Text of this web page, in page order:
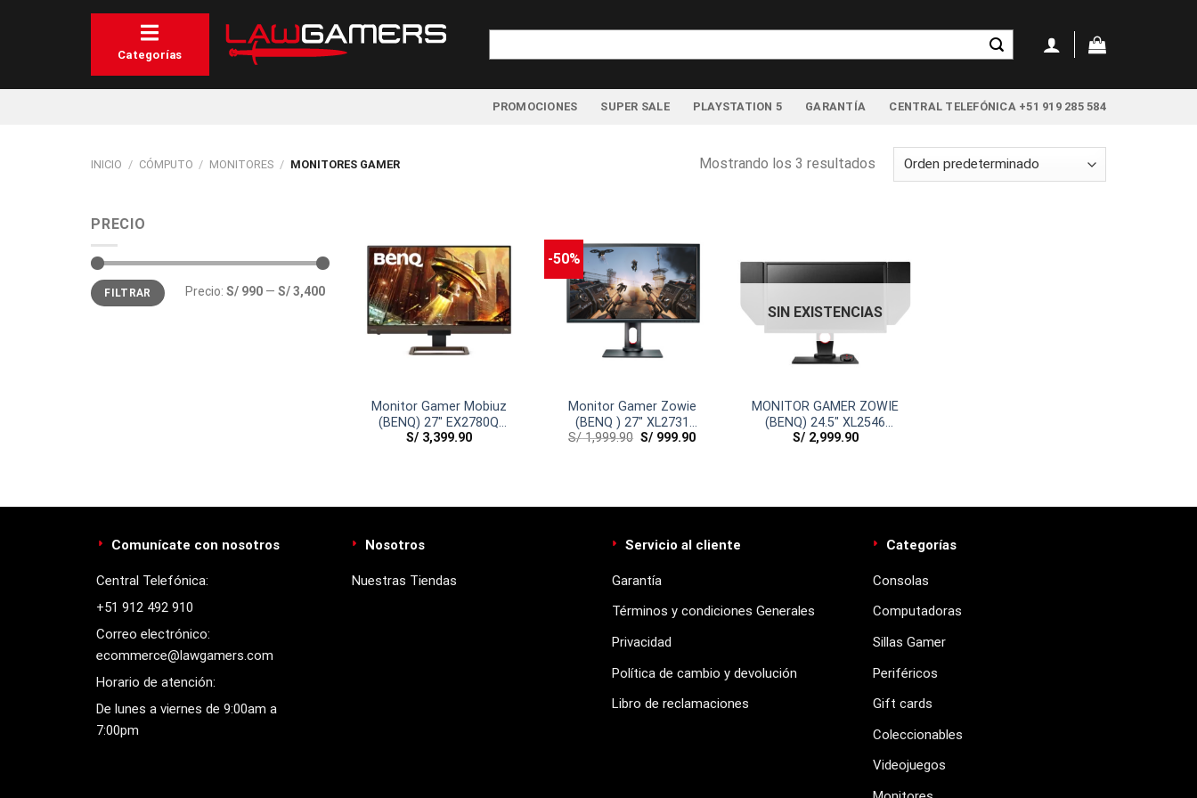
Categorías
PROMOCIONES SUPER SALE PLAYSTATION 5 GARANTÍA CENTRAL TELEFÓNICA +51 919 285 584
INICIO / CÓMPUTO / MONITORES / MONITORES GAMER Mostrando los 3 resultados
PRECIO
Precio
mínimo
Precio
máximo
FILTRAR Precio: S/ 990— S/ 3,400
Monitor Gamer Mobiuz
(BENQ) 27″ EX2780Q
(144HZ) 2K QHD
S/3,399.90
-50%
Monitor Gamer Zowie
(BENQ ) 27″ XL2731
(144Hz)
S/1,999.90 S/ 999.90
SIN EXISTENCIAS
MONITOR GAMER ZOWIE
(BENQ) 24.5″ XL2546
(240HZ)
S/2,999.90
Comunícate con nosotros
Central Telefónica:
+51 912 492 910
Correo electrónico:
ecommerce@lawgamers.com
Horario de atención:
De lunes a viernes de 9:00am a
7:00pm
Nosotros
Nuestras Tiendas
Servicio al cliente
Garantía
Términos y condiciones Generales
Privacidad
Política de cambio y devolución
Libro de reclamaciones
Categorías
Consolas
Computadoras
Sillas Gamer
Periféricos
Gift cards
Coleccionables
Videojuegos